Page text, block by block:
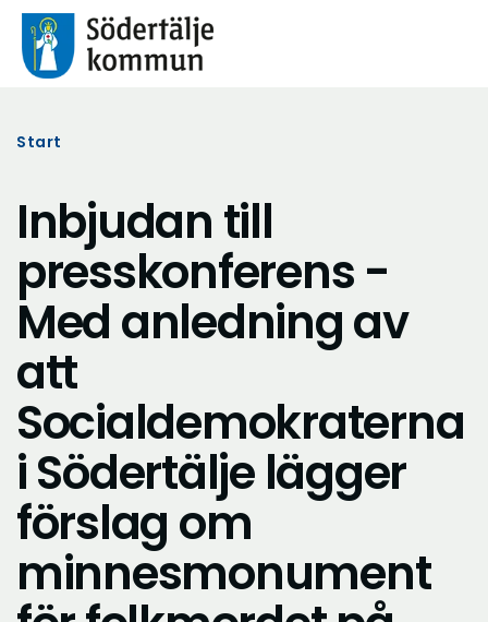
Start
Inbjudan till
presskonferens -
Med anledning av
att
Socialdemokraterna
i Södertälje lägger
förslag om
minnesmonument